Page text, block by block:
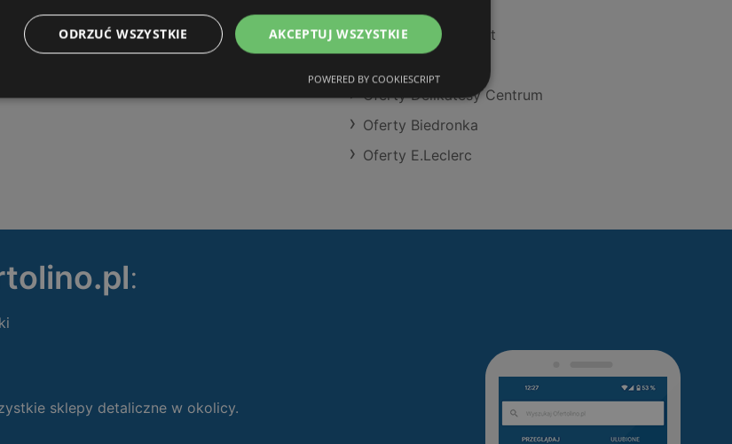
Oferty POLOmarket
Oferty Delikatesy Centrum
Oferty Biedronka
Oferty E.Leclerc
:
sklepy detaliczne w okolicy.
AKCEPTUJ WSZYSTKIE
ODRZUĆ WSZYSTKIE
POWERED BY COOKIESCRIPT